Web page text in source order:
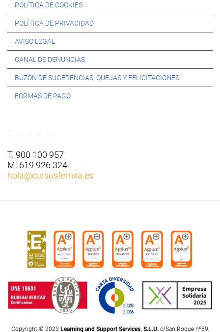
POLÍTICA DE COOKIES
POLÍTICA DE PRIVACIDAD
AVISO LEGAL
CANAL DE DENUNCIAS
BUZÓN DE SUGERENCIAS, QUEJAS Y FELICITACIONES
FORMAS DE PAGO
T. 900 100 957
M. 619 926 324
hola@cursosfemxa.es
Copyright © 2023 Learning and Support Services, S.L.U.c/San Roque nº59,